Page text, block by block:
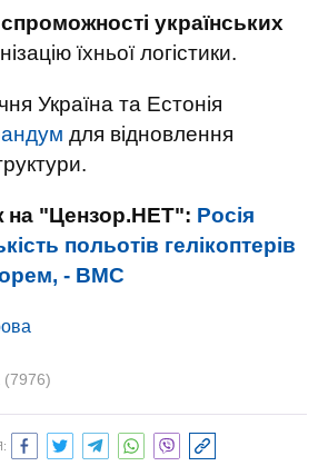
українських
їхньої логістики.
Україна та Естонія
для відновлення
на "Цензор.НЕТ": Росія
польотів гелікоптерів
- ВМС
(7976)